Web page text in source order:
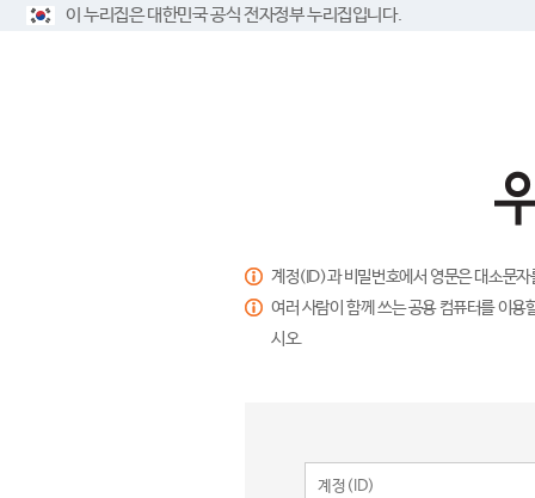
이 누리집은 대한민국 공식 전자정부 누리집입니다.
계정(ID)과 비밀번호에서 영문은 대소문
여러 사람이 함께 쓰는 공용 컴퓨터를 이
시오.